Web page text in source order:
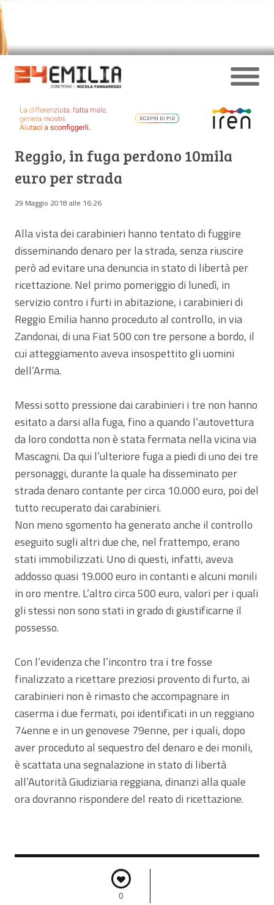
Reggio, in fuga perdono 10mila
euro per strada
29 Maggio 2018 alle 16:26
Alla vista dei carabinieri hanno tentato di fuggire
disseminando denaro per la strada, senza riuscire
però ad evitare una denuncia in stato di libertà per
ricettazione. Nel primo pomeriggio di lunedì, in
servizio contro i furti in abitazione, i carabinieri di
Reggio Emilia hanno proceduto al controllo, in via
Zandonai, di una Fiat 500 con tre persone a bordo, il
cui atteggiamento aveva insospettito gli uomini
dell’Arma.
Messi sotto pressione dai carabinieri i tre non hanno
esitato a darsi alla fuga, fino a quando l’autovettura
da loro condotta non è stata fermata nella vicina via
Mascagni. Da qui l’ulteriore fuga a piedi di uno dei tre
personaggi, durante la quale ha disseminato per
strada denaro contante per circa 10.000 euro, poi del
tutto recuperato dai carabinieri.
Non meno sgomento ha generato anche il controllo
eseguito sugli altri due che, nel frattempo, erano
stati immobilizzati. Uno di questi, infatti, aveva
addosso quasi 19.000 euro in contanti e alcuni monili
in oro mentre. L’altro circa 500 euro, valori per i quali
gli stessi non sono stati in grado di giustificarne il
possesso.
Con l’evidenza che l’incontro tra i tre fosse
finalizzato a ricettare preziosi provento di furto, ai
carabinieri non è rimasto che accompagnare in
caserma i due fermati, poi identificati in un reggiano
74enne e in un genovese 79enne, per i quali, dopo
aver proceduto al sequestro del denaro e dei monili,
è scattata una segnalazione in stato di libertà
all’Autorità Giudiziaria reggiana, dinanzi alla quale
ora dovranno rispondere del reato di ricettazione.
0